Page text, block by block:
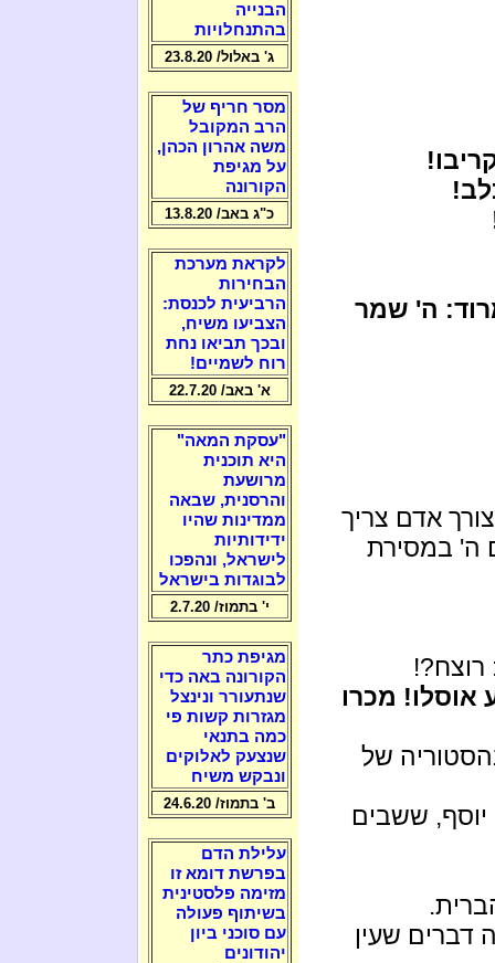
ה' שמר
אדם צריך
ה' במסירת
רוצח?!
אוסלו! מכרו
של
יוסף, ששבים
בצום, ראה דברים שעין
הבנייה
בהתנחלויות
ג' באלול/ 23.8.20
מסר חריף של
הרב המקובל
משה אהרון הכהן,
על מגיפת
הקורונה
כ"ג באב/ 13.8.20
לקראת מערכת
הבחירות
הרביעית לכנסת:
הצביעו משיח,
ובכך תביאו נחת
רוח לשמיים!
א' באב/ 22.7.20
"עסקת המאה"
היא תוכנית
מרושעת
והרסנית, שבאה
ממדינות שהיו
ידידותיות
לישראל, ונהפכו
לבוגדות בישראל
י' בתמוז/ 2.7.20
מגיפת כתר
הקורונה באה כדי
שנתעורר ונינצל
מגזרות קשות פי
כמה בתנאי
שנצעק לאלוקים
ונבקש משיח
ב' בתמוז/ 24.6.20
עלילת הדם
בפרשת דומא זו
מזימה פלסטינית
בשיתוף פעולה
עם סוכני ביון
יהודונים